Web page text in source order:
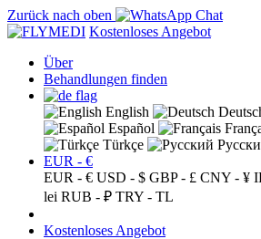
Zurück nach oben
Kostenloses Angebot
Über
Behandlungen finden
English
Español
Türkçe
EUR - €
EUR - € USD - $ GBP - £ CNY - ¥
lei RUB - ₽ TRY - TL
Kostenloses Angebot